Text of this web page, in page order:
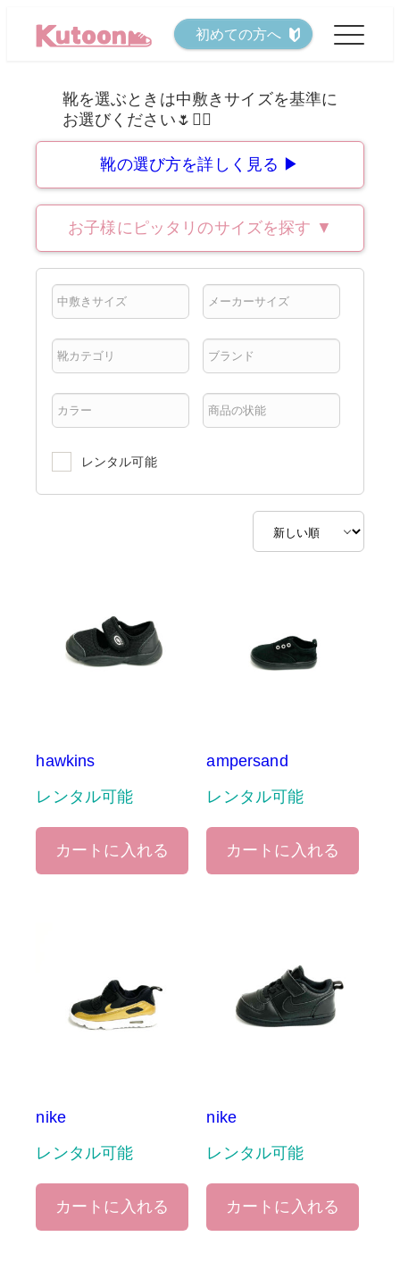
初めての方へ
靴の選び方を詳しく見る ▶
お子様にピッタリのサイズを探す ▼
レンタル可能
hawkins
レンタル可能
カートに入れる
ampersand
レンタル可能
カートに入れる
nike
レンタル可能
カートに入れる
nike
レンタル可能
カートに入れる